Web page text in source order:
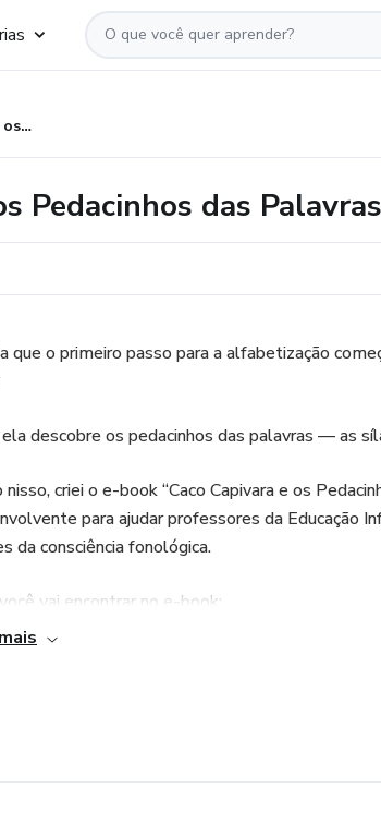
🐾 Caco Capivara e os Pedacinhos das Palavras
Pedacinhos das Palavras
que o primeiro passo para a alfabetização
ela descobre os pedacinhos das palavras — as
nisso, criei o e-book “Caco Capivara e os
para ajudar professores da Educação
da consciência fonológica.
vai encontrar no e-book: